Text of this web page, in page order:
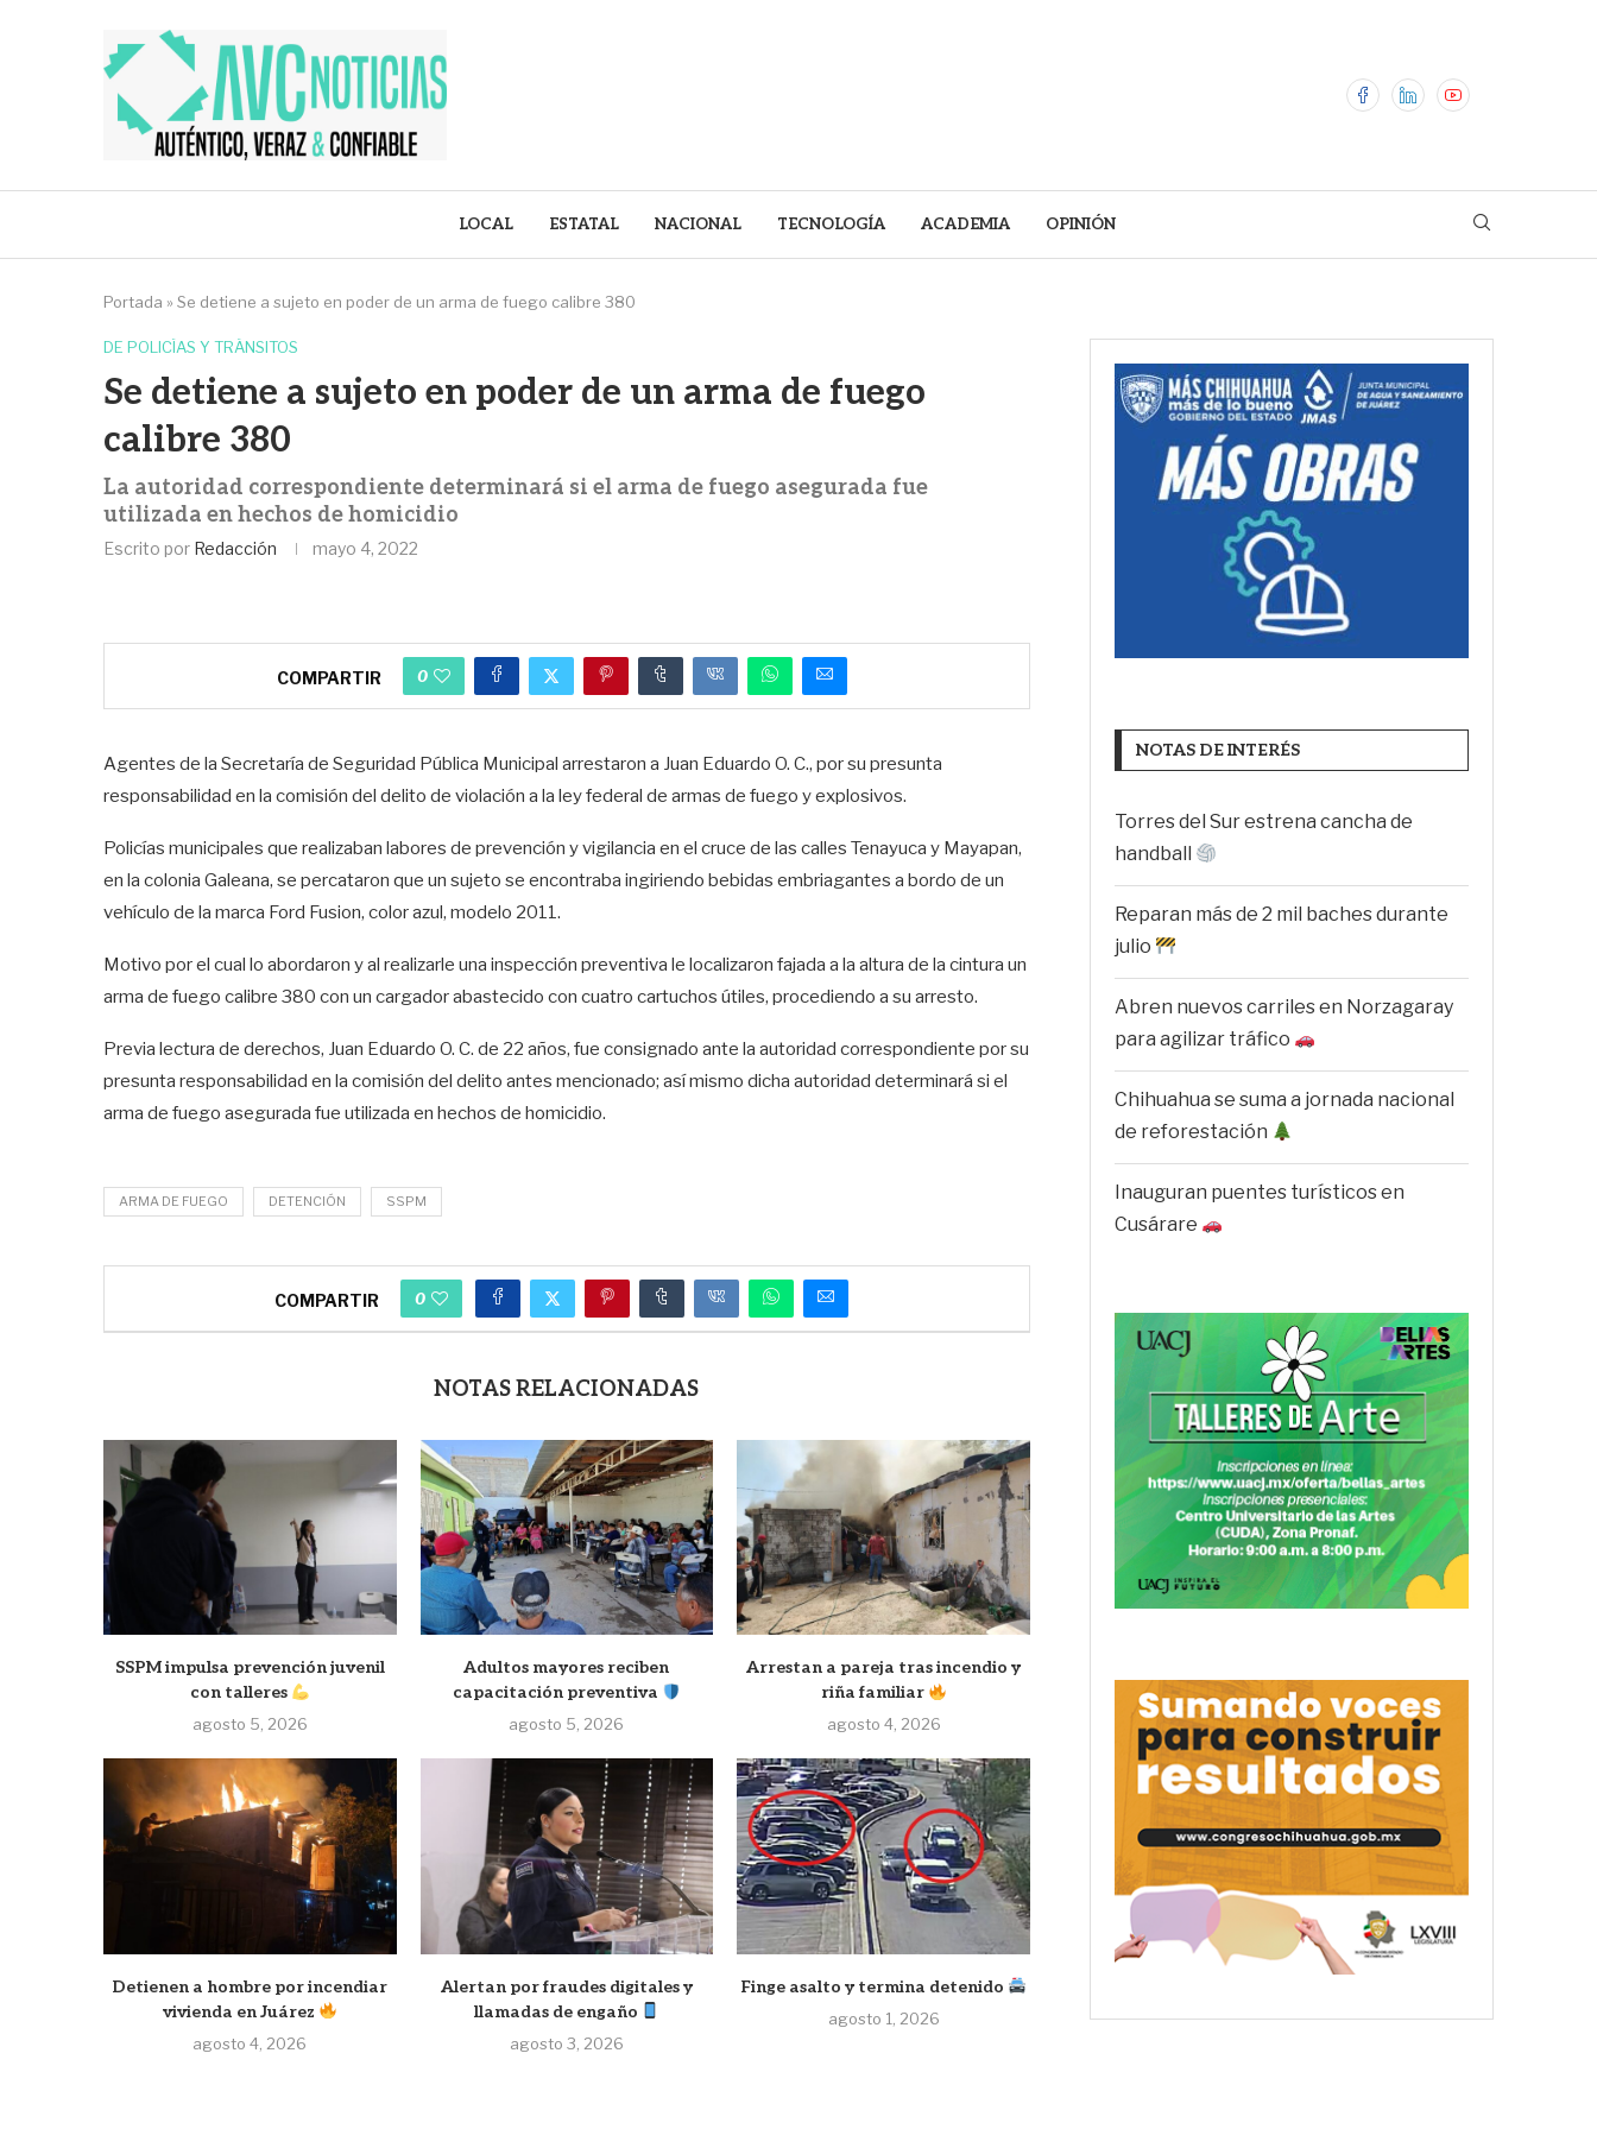
LOCAL ESTATAL NACIONAL TECNOLOGÍA ACADEMIA OPINIÓN
Portada » Se detiene a sujeto en poder de un arma de fuego calibre 380
DE POLICÍAS Y TRÁNSITOS
Se detiene a sujeto en poder de un arma de fuego
calibre 380
La autoridad correspondiente determinará si el arma de fuego asegurada fue
utilizada en hechos de homicidio
Escrito por Redacción mayo 4, 2022
COMPARTIR 0
Agentes de la Secretaría de Seguridad Pública Municipal arrestaron a Juan Eduardo O. C., por su presunta
responsabilidad en la comisión del delito de violación a la ley federal de armas de fuego y explosivos.
Policías municipales que realizaban labores de prevención y vigilancia en el cruce de las calles Tenayuca y Mayapan,
en la colonia Galeana, se percataron que un sujeto se encontraba ingiriendo bebidas embriagantes a bordo de un
vehículo de la marca Ford Fusion, color azul, modelo 2011.
Motivo por el cual lo abordaron y al realizarle una inspección preventiva le localizaron fajada a la altura de la cintura un
arma de fuego calibre 380 con un cargador abastecido con cuatro cartuchos útiles, procediendo a su arresto.
Previa lectura de derechos, Juan Eduardo O. C. de 22 años, fue consignado ante la autoridad correspondiente por su
presunta responsabilidad en la comisión del delito antes mencionado; así mismo dicha autoridad determinará si el
arma de fuego asegurada fue utilizada en hechos de homicidio.
ARMA DE FUEGO DETENCIÓN SSPM
COMPARTIR 0
NOTAS RELACIONADAS
SSPM impulsa prevención juvenil
con talleres
agosto 5, 2026
Adultos mayores reciben
capacitación preventiva
agosto 5, 2026
Arrestan a pareja tras incendio y
riña familiar
agosto 4, 2026
Detienen a hombre por incendiar
vivienda en Juárez
agosto 4, 2026
Alertan por fraudes digitales y
llamadas de engaño
agosto 3, 2026
Finge asalto y termina detenido
agosto 1, 2026
NOTAS DE INTERÉS
Torres del Sur estrena cancha de
handball
Reparan más de 2 mil baches durante
julio
Abren nuevos carriles en Norzagaray
para agilizar tráfico
Chihuahua se suma a jornada nacional
de reforestación
Inauguran puentes turísticos en
Cusárare